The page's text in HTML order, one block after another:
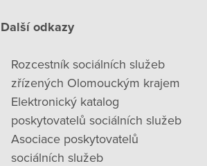
Další odkazy
Rozcestník sociálních služeb
zřízených Olomouckým krajem
Elektronický katalog
poskytovatelů sociálních služeb
Asociace poskytovatelů
sociálních služeb